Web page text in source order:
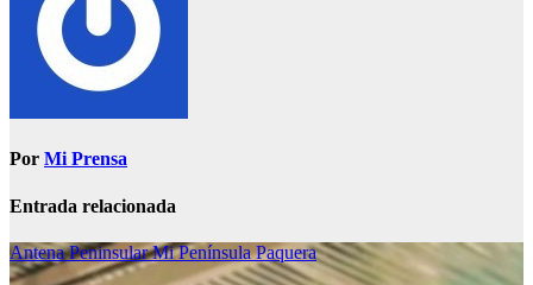
Por Mi Prensa
Entrada relacionada
Antena PeninsularMi PenínsulaPaquera